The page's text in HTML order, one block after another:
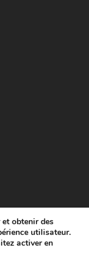
-2026.
Mentions légales
obtenir des
utilisateur.
activer en